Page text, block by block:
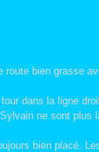
bien grasse
dans la ligne
ne sont plus
bien placé.